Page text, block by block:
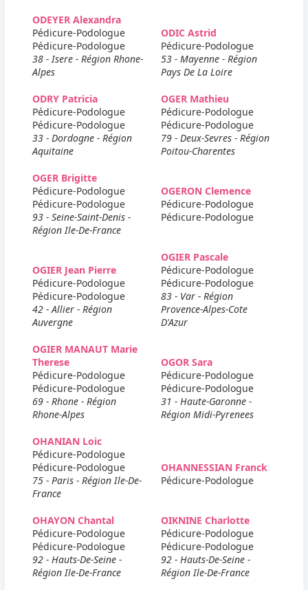
ODEYER Alexandra
Pédicure-Podologue
Pédicure-Podologue
38 - Isere - Région Rhone-
Alpes
ODIC Astrid
Pédicure-Podologue
53 - Mayenne - Région
Pays De La Loire
ODRY Patricia
Pédicure-Podologue
Pédicure-Podologue
33 - Dordogne - Région
Aquitaine
OGER Mathieu
Pédicure-Podologue
Pédicure-Podologue
79 - Deux-Sevres - Région
Poitou-Charentes
OGER Brigitte
Pédicure-Podologue
Pédicure-Podologue
93 - Seine-Saint-Denis -
Région Ile-De-France
OGERON Clemence
Pédicure-Podologue
Pédicure-Podologue
OGIER Jean Pierre
Pédicure-Podologue
Pédicure-Podologue
42 - Allier - Région
Auvergne
OGIER Pascale
Pédicure-Podologue
Pédicure-Podologue
83 - Var - Région
Provence-Alpes-Cote
D'Azur
OGIER MANAUT Marie
Therese
Pédicure-Podologue
Pédicure-Podologue
69 - Rhone - Région
Rhone-Alpes
OGOR Sara
Pédicure-Podologue
Pédicure-Podologue
31 - Haute-Garonne -
Région Midi-Pyrenees
OHANIAN Loic
Pédicure-Podologue
Pédicure-Podologue
75 - Paris - Région Ile-De-
France
OHANNESSIAN Franck
Pédicure-Podologue
OHAYON Chantal
Pédicure-Podologue
Pédicure-Podologue
92 - Hauts-De-Seine -
Région Ile-De-France
OIKNINE Charlotte
Pédicure-Podologue
Pédicure-Podologue
92 - Hauts-De-Seine -
Région Ile-De-France